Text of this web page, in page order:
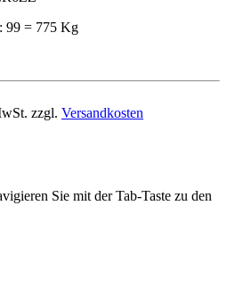
99 = 775 Kg
zzgl. Versandkosten
Sie mit der Tab-Taste zu den